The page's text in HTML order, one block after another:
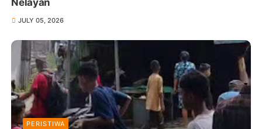
JULY 05, 2026
PERISTIWA